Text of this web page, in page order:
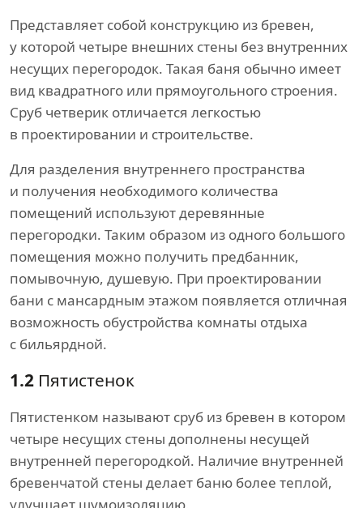
Представляет собой конструкцию из бревен,
у которой четыре внешних стены без внутренних
несущих перегородок. Такая баня обычно имеет
вид квадратного или прямоугольного строения.
Сруб четверик отличается легкостью
в проектировании и строительстве.
Для разделения внутреннего пространства
и получения необходимого количества
помещений используют деревянные
перегородки. Таким образом из одного большого
помещения можно получить предбанник,
помывочную, душевую. При проектировании
бани с мансардным этажом появляется отличная
возможность обустройства комнаты отдыха
с бильярдной.
1.2 Пятистенок
Пятистенком называют сруб из бревен в котором
четыре несущих стены дополнены несущей
внутренней перегородкой. Наличие внутренней
бревенчатой стены делает баню более теплой,